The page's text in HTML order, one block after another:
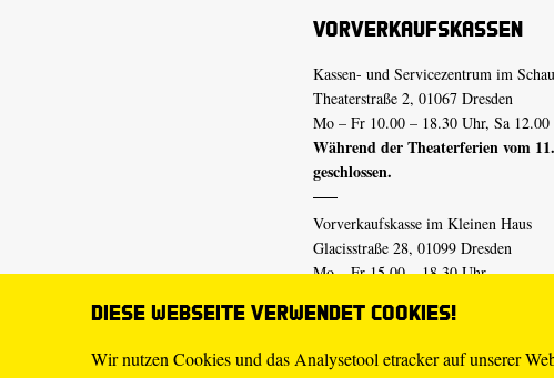
Diese Webseite verwendet Cookies!
Wir nutzen Cookies und das Analysetool etracker auf unserer
Vorverkaufskassen
Kassen- und Servicezentrum im
Theaterstraße 2, 01067 Dresden
Mo – Fr 10.00 – 18.30 Uhr, Sa
Während der Theaterferien vom
geschlossen.
Vorverkaufskasse im Kleinen Haus
Glacisstraße 28, 01099 Dresden
Mo – Fr 15.00 – 18.30 Uhr
geschlossen.